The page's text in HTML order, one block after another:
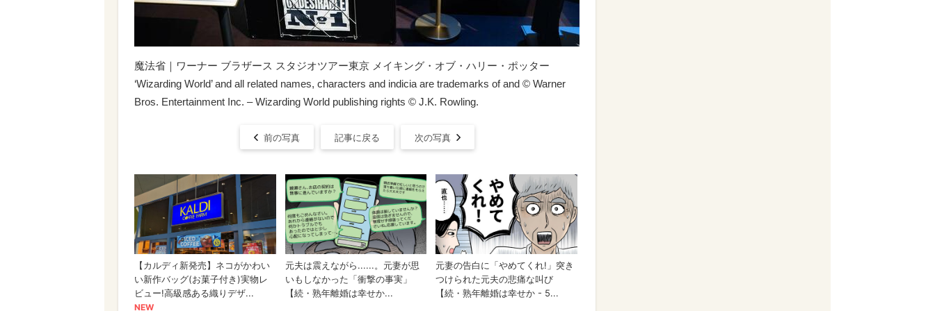
魔法省｜ワーナー ブラザース スタジオツアー東京 メイキング・オブ・ハリー・ポッター
‘Wizarding World’ and all related names, characters and indicia are trademarks of and © Warner
Bros. Entertainment Inc. – Wizarding World publishing rights © J.K. Rowling.
前の写真 記事に戻る 次の写真